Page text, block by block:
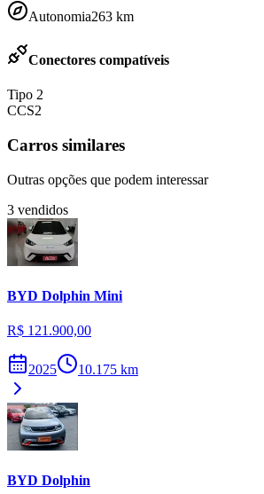
Autonomia263 km
Conectores compatíveis
Tipo 2
CCS2
Carros similares
Outras opções que podem interessar
3 vendidos
BYD Dolphin Mini
R$ 121.900,00
2025 10.175 km
BYD Dolphin